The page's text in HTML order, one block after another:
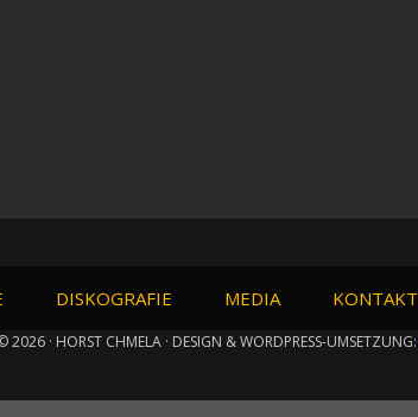
DISKOGRAFIE MEDIA KONTAKT
2026 · HORST CHMELA · DESIGN & WORDPRESS-UMSETZUNG: